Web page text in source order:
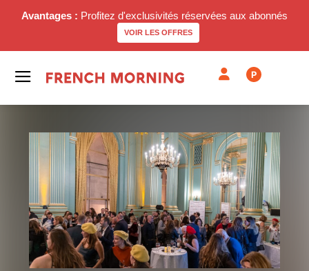
Avantages : Profitez d'exclusivités réservées aux abonnés
VOIR LES OFFRES
P